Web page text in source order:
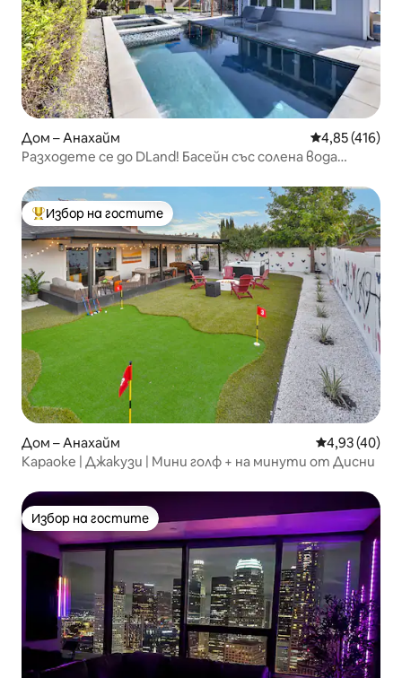
Дом – Анахайм Средна
4,85 (416)
Разходете се до DLand! Басейн със солена вода
Най-популярен избор на гостите
Избор на гостите
Дом – Анахайм Средна
4,93 (40)
Караоке | Джакузи | Мини голф + на минути от Дисни
Избор на гостите
Избор на гостите